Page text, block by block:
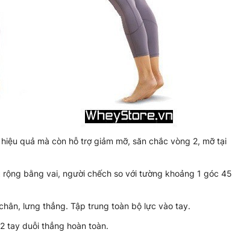
quả mà còn hỗ trợ giảm mỡ, săn chắc vòng 2, mỡ tại
bằng vai, người chếch so với tường khoảng 1 góc 45
lưng thẳng. Tập trung toàn bộ lực vào tay.
tay duỗi thẳng hoàn toàn.